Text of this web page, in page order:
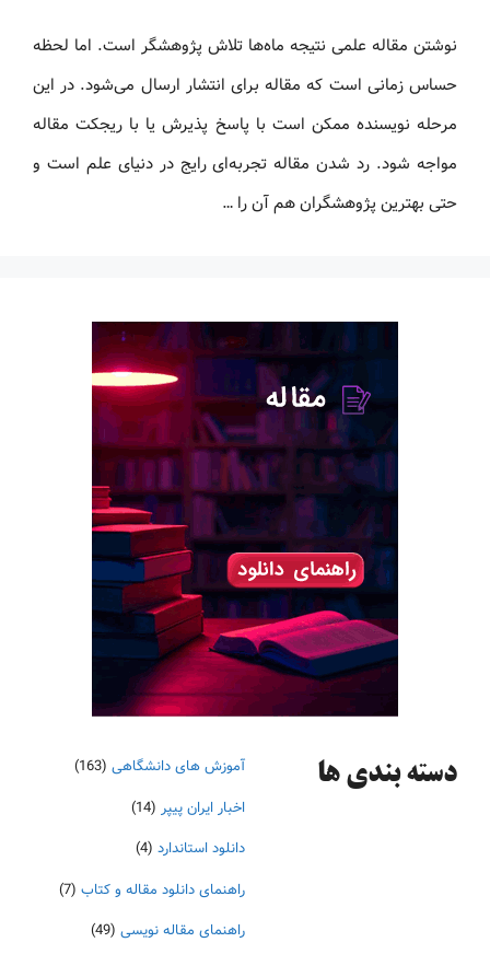
نوشتن مقاله علمی نتیجه ماه‌ها تلاش پژوهشگر است. اما لحظه
حساس زمانی است که مقاله برای انتشار ارسال می‌شود. در این
مرحله نویسنده ممکن است با پاسخ پذیرش یا با ریجکت مقاله
مواجه شود. رد شدن مقاله تجربه‌ای رایج در دنیای علم است و
حتی بهترین پژوهشگران هم آن را …
دسته‌ بندی ها آموزش های دانشگاهی (163)
اخبار ایران پیپر (14)
دانلود استاندارد (4)
راهنمای دانلود مقاله و کتاب (7)
راهنمای مقاله نویسی (49)